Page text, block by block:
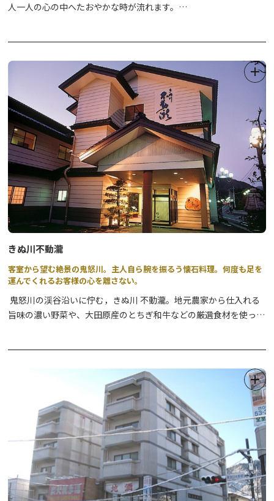
人一人の心の中へたおやかな時が流れます。
きぬ川不動瀧
客室から望む絶景の鬼怒川。主人自ら腕を振るう懐石料理。何度も足を
運んでくれるお客様の心を離さない。
鬼怒川の渓谷沿いに佇む，きぬ川 不動瀧。地元農家から仕入れる
旨味の濃い野菜や、大田原産のとちぎ和牛などの厳選食材を使った